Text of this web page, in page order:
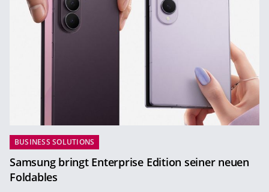
BUSINESS SOLUTIONS
Samsung bringt Enterprise Edition seiner neuen
Foldables